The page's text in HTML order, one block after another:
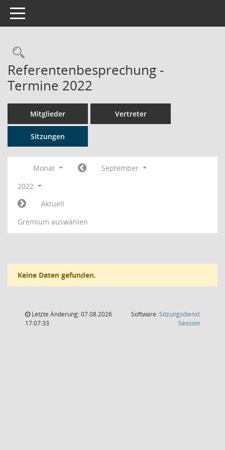
Toggle navigation
Rechercheauswahl
Referentenbesprechung -
Termine 2022
Mitglieder Vertreter
Sitzungen
Monat
September
2022
Aktuell
Gremium auswählen
Keine Daten gefunden.
Letzte Änderung: 07.08.2026
17:07:33
Software:Sitzungsdienst
Session(Wird in